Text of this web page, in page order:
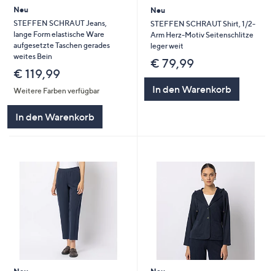
Neu
STEFFEN SCHRAUT Jeans,
lange Form elastische Ware
aufgesetzte Taschen gerades
weites Bein
€ 119,99
Weitere Farben verfügbar
In den Warenkorb
Neu
STEFFEN SCHRAUT Shirt, 1/2-
Arm Herz-Motiv Seitenschlitze
leger weit
€ 79,99
In den Warenkorb